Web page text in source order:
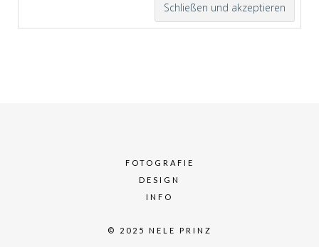
FOTOGRAFIE
DESIGN
INFO
© 2025 NELE PRINZ